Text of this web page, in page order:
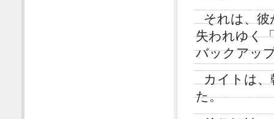
それは、彼
失われゆく
バックアッ
カイトは
た。